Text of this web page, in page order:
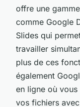
offre une
comme Google
Slides qui
travailler
plus de ces
également
en ligne où
vos fichiers